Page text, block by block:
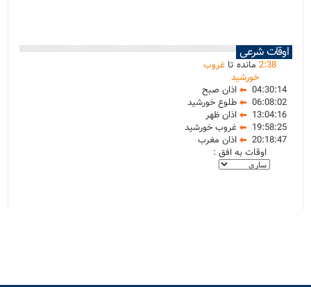
اوقات شرعی
2:38 مانده تاغروب
خورشید
04:30:14
اذان صبح
06:08:02
طلوع خورشید
13:04:16
اذان ظهر
19:58:25
غروب خورشید
20:18:47
اذان مغرب
اوقات به افق :